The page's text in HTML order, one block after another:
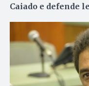
Caiado e defende